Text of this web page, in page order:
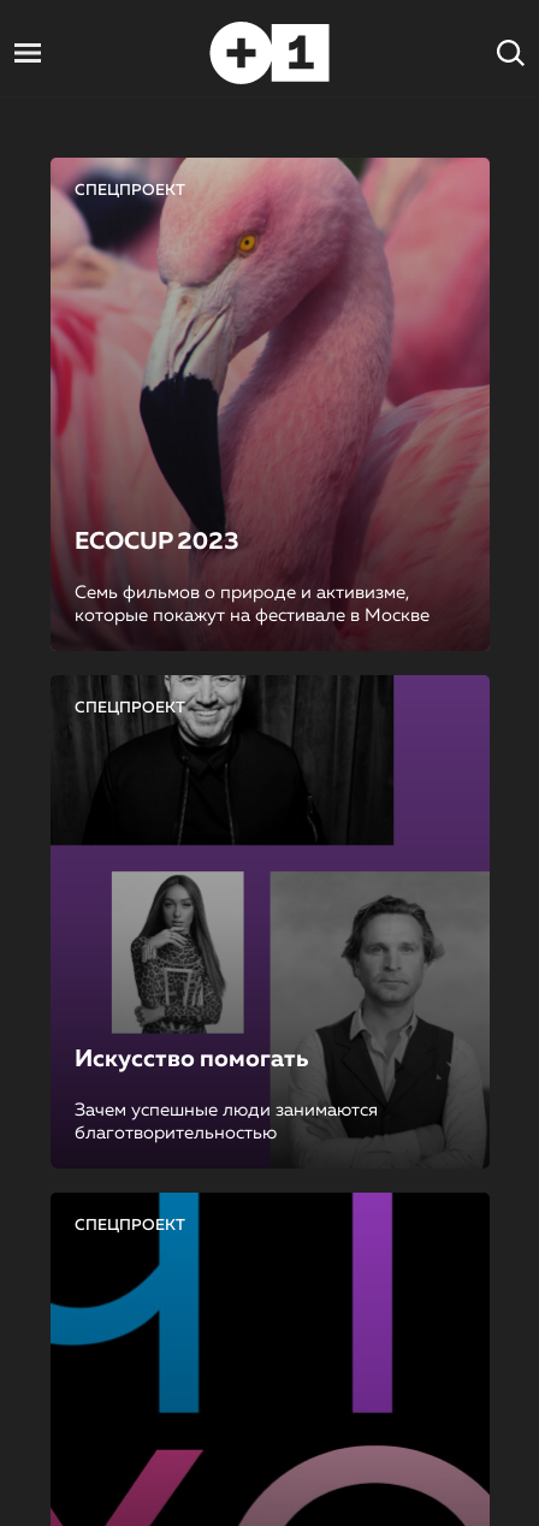
СПЕЦПРОЕКТ
ECOCUP 2023
Семь фильмов о природе и активизме,
которые покажут на фестивале в Москве
СПЕЦПРОЕКТ
Искусство помогать
Зачем успешные люди занимаются
благотворительностью
СПЕЦПРОЕКТ